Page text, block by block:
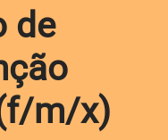
de
m/x)